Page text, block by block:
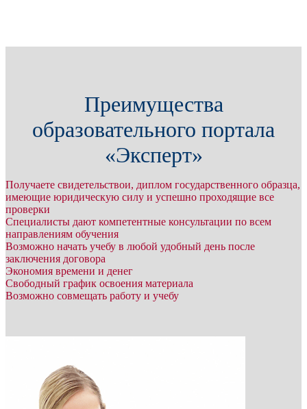
Преимущества
образовательного портала
«Эксперт»
Получаете свидетельствои, диплом государственного образца,
имеющие юридическую силу и успешно проходящие все
проверки
Специалисты дают компетентные консультации по всем
направлениям обучения
Возможно начать учебу в любой удобный день после
заключения договора
Экономия времени и денег
Свободный график освоения материала
Возможно совмещать работу и учебу